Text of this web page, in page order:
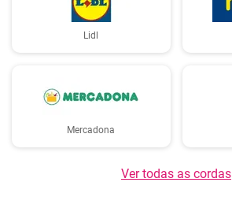
Lidl
Mercadona
Ver todas as cordas